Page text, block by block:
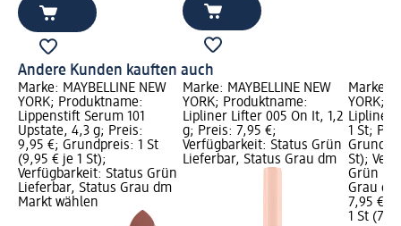
Andere Kunden kauften auch
Marke: MAYBELLINE NEW
YORK; Produktname:
Lippenstift Serum 101
Upstate, 4,3 g; Preis:
9,95 €; Grundpreis: 1 St
(9,95 € je 1 St);
Verfügbarkeit: Status Grün
Lieferbar, Status Grau dm
Markt wählen
Marke: MAYBELLINE NEW
YORK; Produktname:
Lipliner Lifter 005 On It, 1,2
g; Preis: 7,95 €;
Verfügbarkeit: Status Grün
Lieferbar, Status Grau dm
Marke:
YORK;
Lipliner
1 St;
St);
Grün
Grau
7,95 €
1 St